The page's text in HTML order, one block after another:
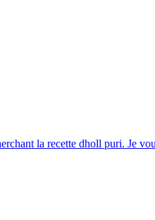
la recette dholl puri. Je